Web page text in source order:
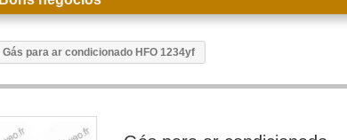
Gás para ar condicionado HFO 1234yf